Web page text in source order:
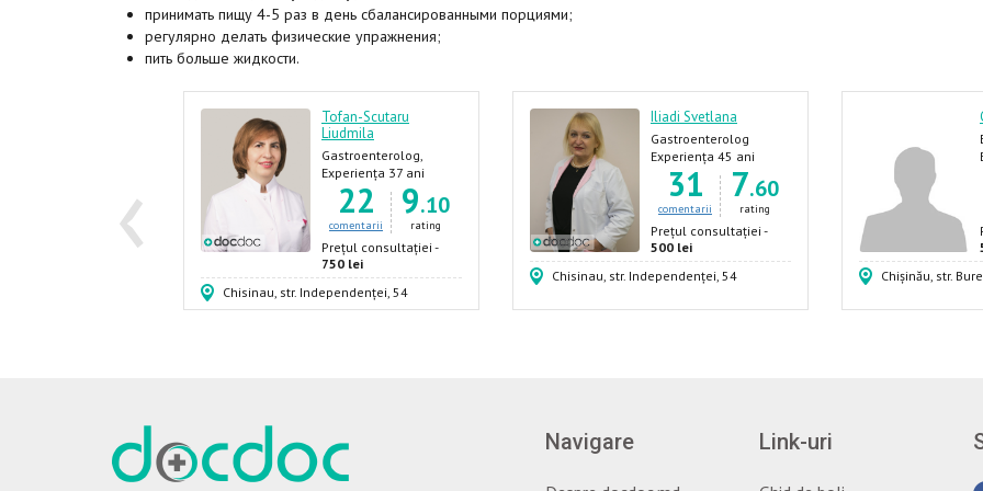
принимать пищу 4-5 раз в день сбалансированными порциями;
регулярно делать физические упражнения;
пить больше жидкости.
‹
Tofan-Scutaru
Liudmila
Gastroenterolog,
Hepatolog
Experiența 37 ani
22
comentarii
9.10
rating
Prețul consultației -
750 lei
Chisinau, str. Independenței, 54
Iliadi Svetlana
Gastroenterolog
Experiența 45 ani
31
comentarii
7.60
rating
Prețul consultației -
500 lei
Chisinau, str. Independenței, 54
Chișinău, str.
Navigare Link-uri